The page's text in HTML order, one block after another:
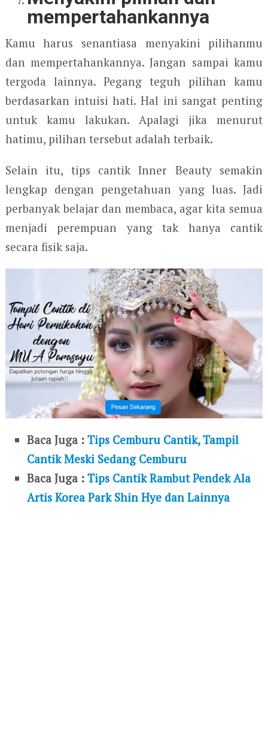
mempertahankannya
Kamu harus senantiasa menyakini pilihanmu
dan mempertahankannya. Jangan sampai kamu
tergoda lainnya. Pegang teguh pilihan kamu
berdasarkan intuisi hati. Hal ini sangat penting
untuk kamu lakukan. Apalagi jika menurut
hatimu, pilihan tersebut adalah terbaik.
Selain itu, tips cantik Inner Beauty semakin
lengkap dengan pengetahuan yang luas. Jadi
perbanyak belajar dan membaca, agar kita semua
menjadi perempuan yang tak hanya cantik
secara fisik saja.
Baca Juga :Tips Cemburu Cantik, Tampil
Cantik Meski Sedang Cemburu
Baca Juga :Tips Cantik Rambut Pendek Ala
Artis Korea Park Shin Hye dan Lainnya